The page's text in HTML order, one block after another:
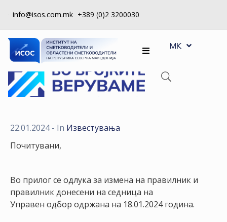
info@isos.com.mk +389 (0)2 3200030
ЗА
НАС
РЕГИСТРИ
КОНТРОЛА
КВАЛИТЕТ
ДА
СТАНАМ
ЧЛЕН
MK
SQ
22.01.2024- In Известувања
Почитувани,
Во прилог се одлука за измена на правилник и
правилник донесени на седница на
Управен одбор одржана на 18.01.2024 година.